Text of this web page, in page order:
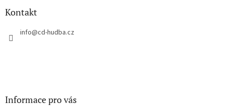
Kontakt
info@cd-hudba.cz
Informace pro vás